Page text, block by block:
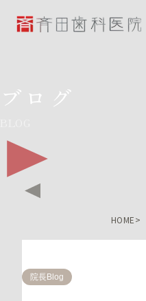
斉田歯科医院
ブログ
HOME
院長Blog